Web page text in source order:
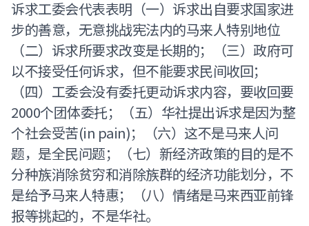
诉求工委会代表表明（一）诉求出自要求国家进
步的善意，无意挑战宪法内的马来人特别地位
（二）诉求所要求改变是长期的；（三）政府可
以不接受任何诉求，但不能要求民间收回；
（四）工委会没有委托更动诉求内容，要收回要
2000个团体委托；（五）华社提出诉求是因为整
个社会受苦(in pain)；（六）这不是马来人问
题，是全民问题；（七）新经济政策的目的是不
分种族消除贫穷和消除族群的经济功能划分，不
是给予马来人特惠；（八）情绪是马来西亚前锋
报等挑起的，不是华社。